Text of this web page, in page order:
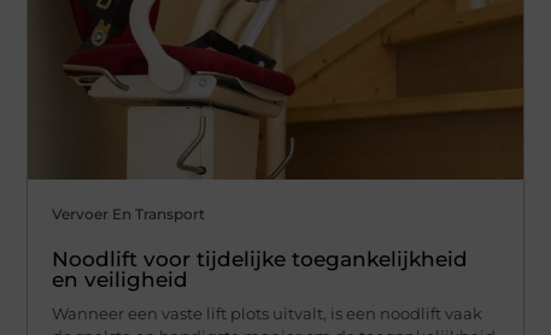
Vervoer En Transport
Noodlift voor tijdelijke toegankelijkheid
en veiligheid
Wanneer een vaste lift plots uitvalt, is een noodlift vaak